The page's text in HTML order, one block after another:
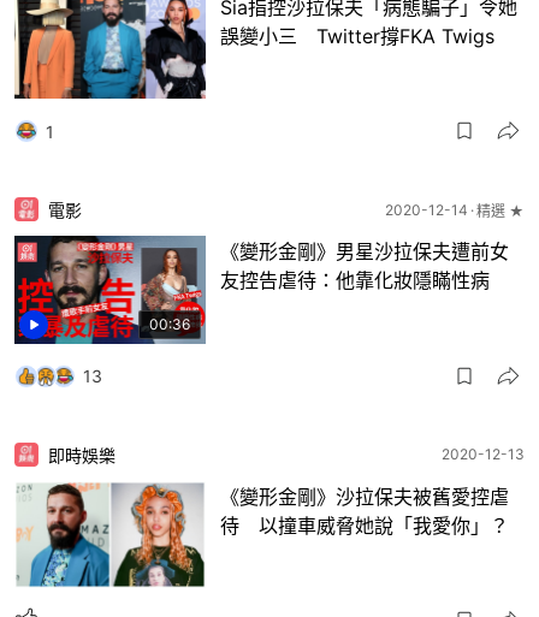
Sia指控沙拉保夫「病態騙子」令她
誤變小三 Twitter撐FKA Twigs
1
00:36
電影 2020-12-14 精選 ★
《變形金剛》男星沙拉保夫遭前女
友控告虐待：他靠化妝隱瞞性病
13
即時娛樂 2020-12-13
《變形金剛》沙拉保夫被舊愛控虐
待 以撞車威脅她說「我愛你」？